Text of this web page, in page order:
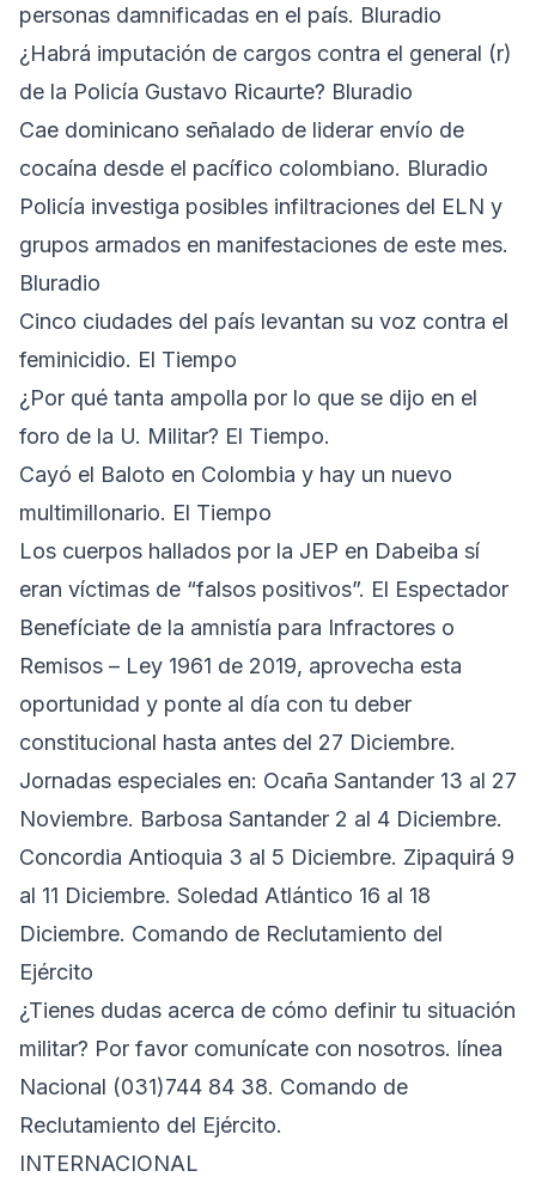
personas damnificadas en el país. Bluradio
¿Habrá imputación de cargos contra el general (r)
de la Policía Gustavo Ricaurte? Bluradio
Cae dominicano señalado de liderar envío de
cocaína desde el pacífico colombiano. Bluradio
Policía investiga posibles infiltraciones del ELN y
grupos armados en manifestaciones de este mes.
Bluradio
Cinco ciudades del país levantan su voz contra el
feminicidio. El Tiempo
¿Por qué tanta ampolla por lo que se dijo en el
foro de la U. Militar? El Tiempo.
Cayó el Baloto en Colombia y hay un nuevo
multimillonario. El Tiempo
Los cuerpos hallados por la JEP en Dabeiba sí
eran víctimas de “falsos positivos”. El Espectador
Benefíciate de la amnistía para Infractores o
Remisos – Ley 1961 de 2019, aprovecha esta
oportunidad y ponte al día con tu deber
constitucional hasta antes del 27 Diciembre.
Jornadas especiales en: Ocaña Santander 13 al 27
Noviembre. Barbosa Santander 2 al 4 Diciembre.
Concordia Antioquia 3 al 5 Diciembre. Zipaquirá 9
al 11 Diciembre. Soledad Atlántico 16 al 18
Diciembre. Comando de Reclutamiento del
Ejército
¿Tienes dudas acerca de cómo definir tu situación
militar? Por favor comunícate con nosotros. línea
Nacional (031)744 84 38. Comando de
Reclutamiento del Ejército.
INTERNACIONAL